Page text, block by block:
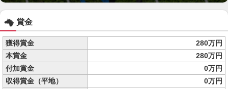
賞金
獲得賞金
280万円
本賞金
280万円
付加賞金
0万円
収得賞金（平地）
0万円